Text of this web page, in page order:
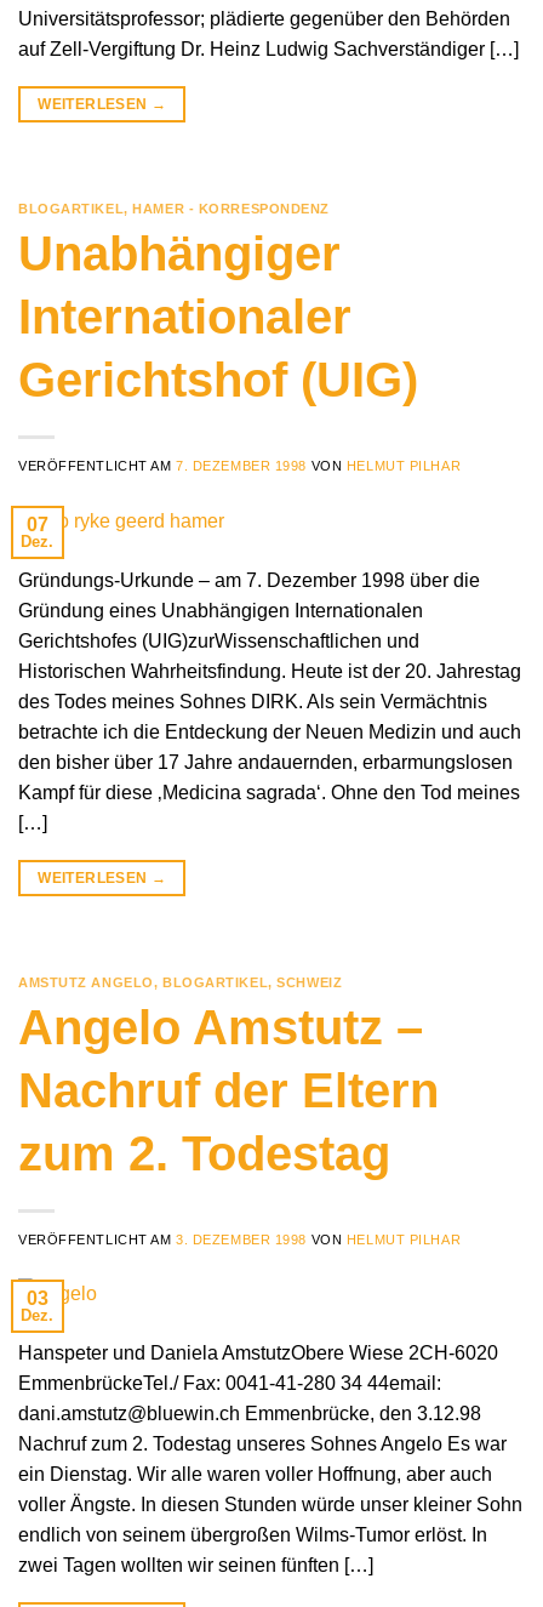
Universitätsprofessor; plädierte gegenüber den Behörden
auf Zell-Vergiftung Dr. Heinz Ludwig Sachverständiger […]
WEITERLESEN →
BLOGARTIKEL,HAMER - KORRESPONDENZ
Unabhängiger
Internationaler
Gerichtshof (UIG)
VERÖFFENTLICHT AM7. DEZEMBER 1998 VON HELMUT PILHAR
07
Dez.
Gründungs-Urkunde – am 7. Dezember 1998 über die
Gründung eines Unabhängigen Internationalen
Gerichtshofes (UIG)zurWissenschaftlichen und
Historischen Wahrheitsfindung. Heute ist der 20. Jahrestag
des Todes meines Sohnes DIRK. Als sein Vermächtnis
betrachte ich die Entdeckung der Neuen Medizin und auch
den bisher über 17 Jahre andauernden, erbarmungslosen
Kampf für diese ‚Medicina sagrada‘. Ohne den Tod meines
[…]
WEITERLESEN →
AMSTUTZ ANGELO, BLOGARTIKEL,SCHWEIZ
Angelo Amstutz –
Nachruf der Eltern
zum 2. Todestag
VERÖFFENTLICHT AM3. DEZEMBER 1998 VON HELMUT PILHAR
03
Dez.
Hanspeter und Daniela AmstutzObere Wiese 2CH-6020
EmmenbrückeTel./ Fax: 0041-41-280 34 44email:
dani.amstutz@bluewin.ch Emmenbrücke, den 3.12.98
Nachruf zum 2. Todestag unseres Sohnes Angelo Es war
ein Dienstag. Wir alle waren voller Hoffnung, aber auch
voller Ängste. In diesen Stunden würde unser kleiner Sohn
endlich von seinem übergroßen Wilms-Tumor erlöst. In
zwei Tagen wollten wir seinen fünften […]